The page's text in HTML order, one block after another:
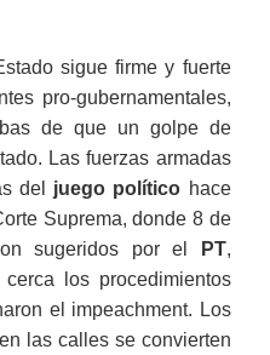
sigue firme y fuerte
pro-gubernamentales,
de que un golpe de
Las fuerzas armadas
del juego político hace
Suprema, donde 8 de
sugeridos por el
PT,
los procedimientos
el impeachment. Los
las calles se convierten